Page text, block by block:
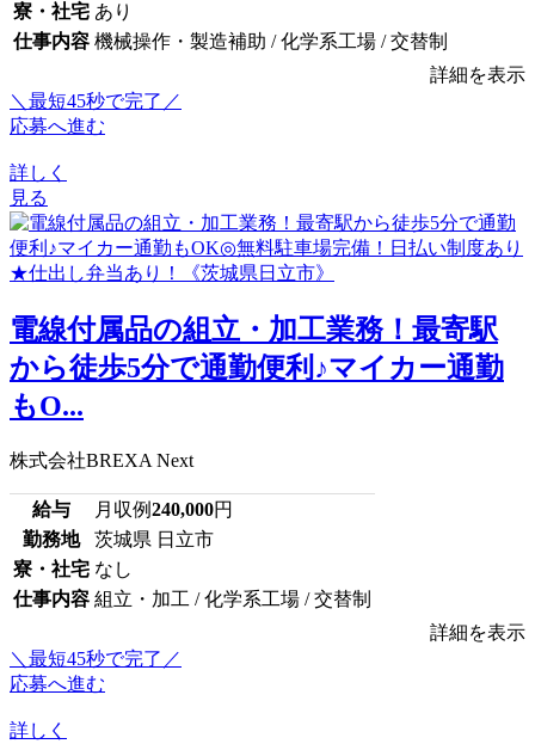
寮・社宅 あり
仕事内容 機械操作・製造補助 / 化学系工場 / 交替制
詳細を表示
＼最短45秒で完了／
応募へ進む
詳しく
見る
電線付属品の組立・加工業務！最寄駅
から徒歩5分で通勤便利♪マイカー通勤
もO...
株式会社BREXA Next
給与 月収例240,000円
勤務地
茨城県 日立市
寮・社宅 なし
仕事内容 組立・加工 / 化学系工場 / 交替制
詳細を表示
＼最短45秒で完了／
応募へ進む
詳しく